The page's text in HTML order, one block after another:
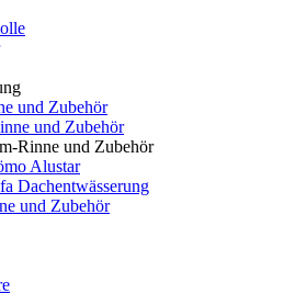
und Zubehör
und Zubehör
Rinne und Zubehör
Alustar
Dachentwässerung
und Zubehör